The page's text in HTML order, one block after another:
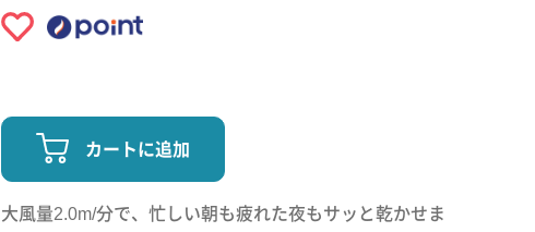
カートに追加
大風量2.0m/分で、忙しい朝も疲れた夜もサッと乾かせま